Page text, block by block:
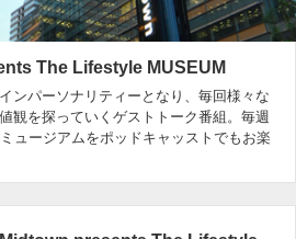
The Lifestyle MUSEUM
ンパーソナリティーとなり、毎回様々な
観を探っていくゲストトーク番組。毎週
ュージアムをポッドキャッストでもお楽